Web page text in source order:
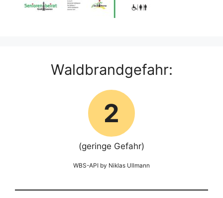
Waldbrandgefahr:
2
(geringe Gefahr)
WBS-API by Niklas Ullmann